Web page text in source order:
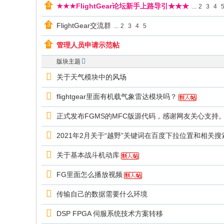
拟
器
★★★FlightGear论坛新手上路导引★★★ ... 2 3 4 5
FlightGear交流群 ... 2 3 4 5
管理人员申请示范帖
版块主题
关于天气模块中的风场
flightgear里面有机载气象雷达模块吗？
正式发布FGMS的MFC版源代码，感谢网友关心支持。
2021年2月关于“越野”关键词在百度下拉位置和相关
关于基本战斗机动库
FG里面怎么播放视频
传输自己的数据需要什么环境
DSP FPGA 伺服系统技术方案转移